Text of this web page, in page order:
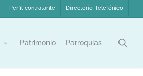
Perfil contratante Directorio Telefónico
Patrimonio Parroquias